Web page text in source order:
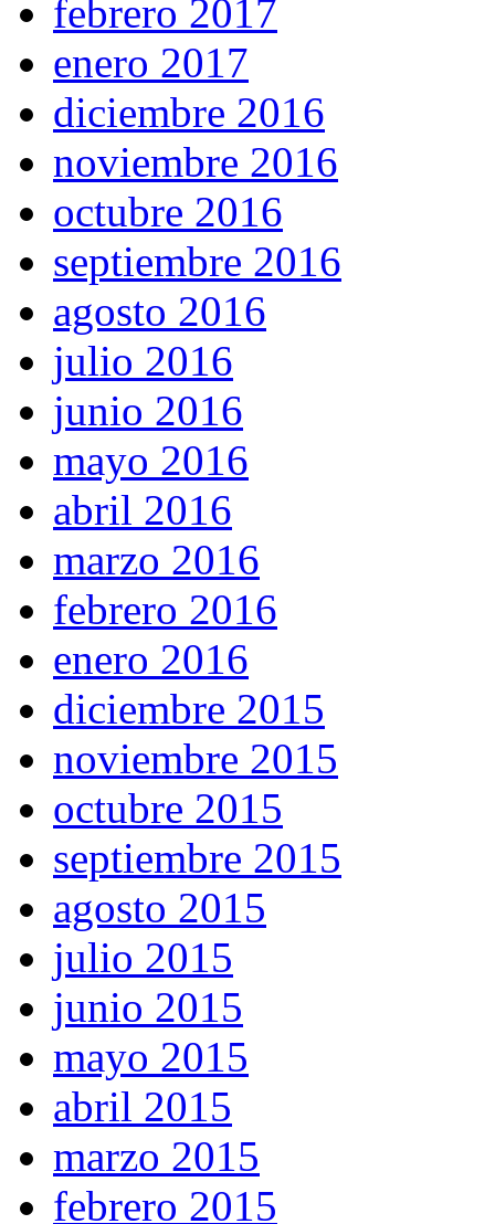
febrero 2017
enero 2017
diciembre 2016
noviembre 2016
octubre 2016
septiembre 2016
agosto 2016
julio 2016
junio 2016
mayo 2016
abril 2016
marzo 2016
febrero 2016
enero 2016
diciembre 2015
noviembre 2015
octubre 2015
septiembre 2015
agosto 2015
julio 2015
junio 2015
mayo 2015
abril 2015
marzo 2015
febrero 2015